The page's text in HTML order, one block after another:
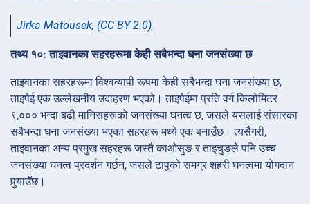
Jirka Matousek, (CC BY 2.0)
तथ्य १०: ताइवानका सहरहरूमा केही सबैभन्दा घना जनसंख्या छ
ताइवानका सहरहरूमा विश्वव्यापी रूपमा केही सबैभन्दा घना जनसंख्या छ,
ताइपेई एक उल्लेखनीय उदाहरण भएको। ताइपेईमा प्रति वर्ग किलोमिटर
९,००० भन्दा बढी मानिसहरूको जनसंख्या घनत्व छ, जसले यसलाई संसारका
सबैभन्दा घना जनसंख्या भएका सहरहरू मध्ये एक बनाउँछ। त्यसैगरी,
ताइवानका अन्य प्रमुख सहरहरू जस्तै काओसुङ र ताइचुङले पनि उच्च
जनसंख्या घनत्व प्रदर्शन गर्छन्, जसले टापुको समग्र शहरी घनत्वमा योगदान
पुर्‍याउँछ।